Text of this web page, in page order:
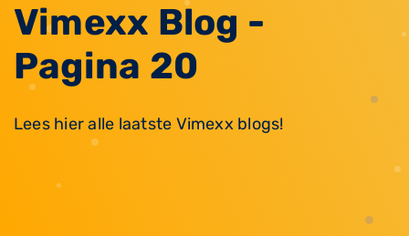
Vimexx Blog -
Pagina 20
Lees hier alle laatste Vimexx blogs!